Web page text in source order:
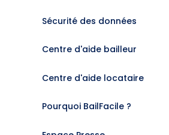
Sécurité des données
Centre d'aide bailleur
Centre d'aide locataire
Pourquoi BailFacile ?